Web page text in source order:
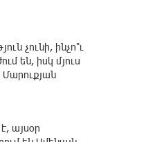
չունի, ինչո՞ւ
են, իսկ մյուս
Մարուքյան
այսօր